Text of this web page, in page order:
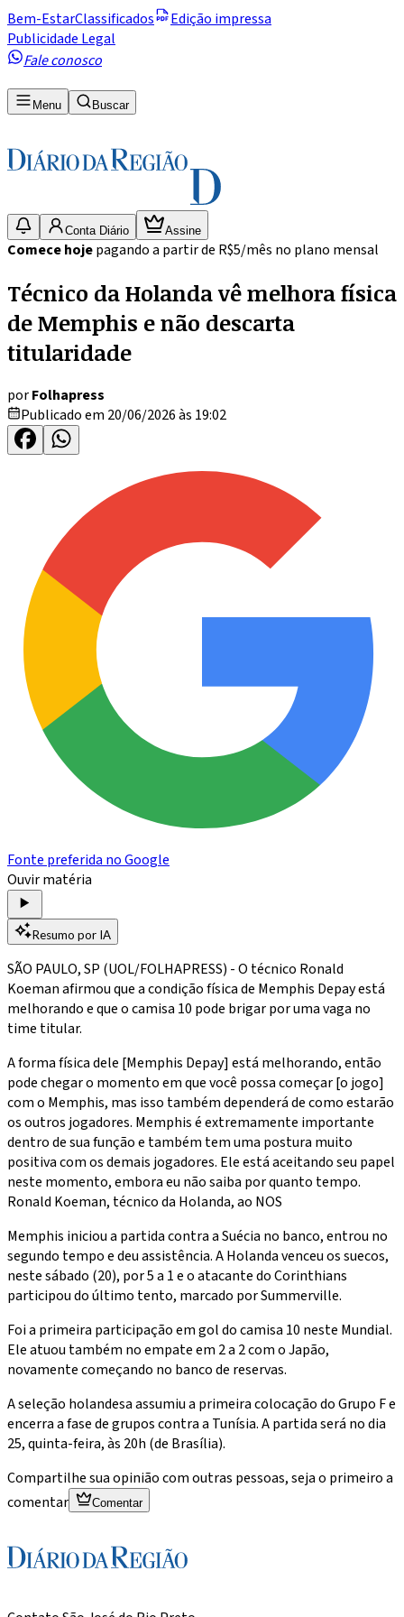
Bem-EstarClassificados
Edição impressa
Publicidade Legal
Fale conosco
Menu Buscar
Conta Diário Assine
Comece hojepagando a partir de R$5/mês no plano mensal
Técnico da Holanda vê melhora física
de Memphis e não descarta
titularidade
porFolhapress
Publicado em 20/06/2026 às 19:02
Fonte preferida no Google
Ouvir matéria
Resumo por IA
SÃO PAULO, SP (UOL/FOLHAPRESS) - O técnico Ronald
Koeman afirmou que a condição física de Memphis Depay está
melhorando e que o camisa 10 pode brigar por uma vaga no
time titular.
A forma física dele [Memphis Depay] está melhorando, então
pode chegar o momento em que você possa começar [o jogo]
com o Memphis, mas isso também dependerá de como estarão
os outros jogadores. Memphis é extremamente importante
dentro de sua função e também tem uma postura muito
positiva com os demais jogadores. Ele está aceitando seu papel
neste momento, embora eu não saiba por quanto tempo.
Ronald Koeman, técnico da Holanda, ao NOS
Memphis iniciou a partida contra a Suécia no banco, entrou no
segundo tempo e deu assistência. A Holanda venceu os suecos,
neste sábado (20), por 5 a 1 e o atacante do Corinthians
participou do último tento, marcado por Summerville.
Foi a primeira participação em gol do camisa 10 neste Mundial.
Ele atuou também no empate em 2 a 2 com o Japão,
novamente começando no banco de reservas.
A seleção holandesa assumiu a primeira colocação do Grupo F e
encerra a fase de grupos contra a Tunísia. A partida será no dia
25, quinta-feira, às 20h (de Brasília).
Compartilhe sua opinião com outras pessoas, seja o primeiro a
comentar
Comentar